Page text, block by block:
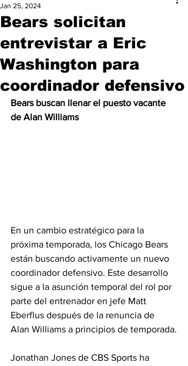
Bears solicitan
entrevistar a Eric
Washington para
coordinador defensivo
Jan 25, 2024
Bears buscan llenar el puesto vacante
de Alan Williams
En un cambio estratégico para la
próxima temporada, los Chicago Bears
están buscando activamente un nuevo
coordinador defensivo. Este desarrollo
sigue a la asunción temporal del rol por
parte del entrenador en jefe Matt
Eberflus después de la renuncia de
Alan Williams a principios de temporada.
Jonathan Jones de CBS Sports ha